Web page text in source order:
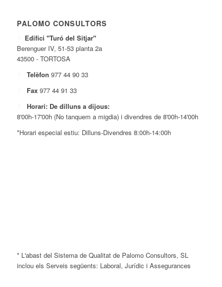
PALOMO CONSULTORS
Edifici "Turó del Sitjar"
Berenguer IV, 51-53 planta 2a
43500 - TORTOSA
Telèfon 977 44 90 33
Fax 977 44 91 33
Horari: De dilluns a dijous:
8'00h-17'00h (No tanquem a migdia) i divendres de 8'00h-14'00h
*Horari especial estiu: Dilluns-Divendres 8:00h-14:00h
* L'abast del Sistema de Qualitat de Palomo Consultors, SL
inclou els Serveis següents: Laboral, Jurídic i Assegurances